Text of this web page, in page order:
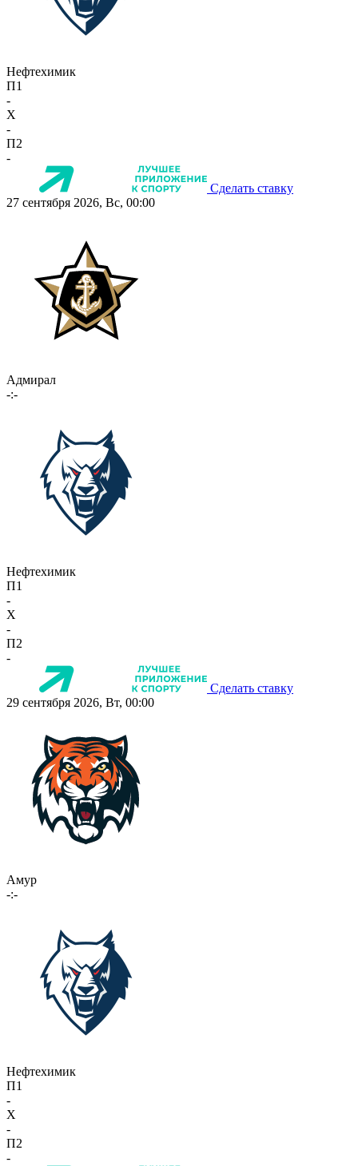
Нефтехимик
П1
-
X
-
П2
-
Сделать ставку
27 сентября 2026, Вс, 00:00
Адмирал
-:-
Нефтехимик
П1
-
X
-
П2
-
Сделать ставку
29 сентября 2026, Вт, 00:00
Амур
-:-
Нефтехимик
П1
-
X
-
П2
-